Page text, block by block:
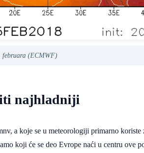
februara (ECMWF)
najhladniji
a koje se u meteorologiji primarno koriste
koji će se deo Evrope naći u centru ove